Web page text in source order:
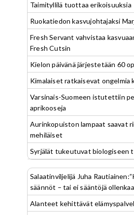
Taimityllilä tuottaa erikoisuuksia
Ruokatiedon kasvujohtajaksi
Fresh Servant vahvistaa
Fresh Cutsin
Kielon päivänä järjestetään 60
Kimalaiset ratkaisevat ongelmia
Varsinais-Suomeen istutettiin
aprikooseja
Aurinkopuiston lampaat saavat
mehiläiset
Syrjälät tukeutuvat biologiseen
Salaatinviljelijä Juha
säännöt – tai ei sääntöjä
Alanteet kehittävät